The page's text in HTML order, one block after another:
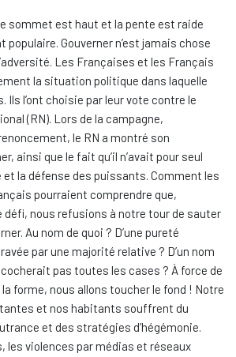
sommet est haut et la pente est raide
populaire. Gouverner n’est jamais chose
Les Françaises et les Français
la situation politique dans laquelle
Ils l’ont choisie par leur vote contre le
(RN). Lors de la campagne,
le RN a montré son
ainsi que le fait qu’il n’avait pour seul
la défense des puissants. Comment les
pourraient comprendre que,
nous refusions à notre tour de sauter
Au nom de quoi ? D’une pureté
par une majorité relative ? D’un nom
pas toutes les cases ? À force de
forme, nous allons toucher le fond ! Notre
et nos habitants souffrent du
et des stratégies d’hégémonie.
les violences par médias et réseaux